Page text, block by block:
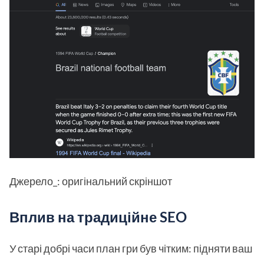
Джерело_: оригінальний скріншот
Вплив на традиційне SEO
У старі добрі часи план гри був чітким: підняти ваш